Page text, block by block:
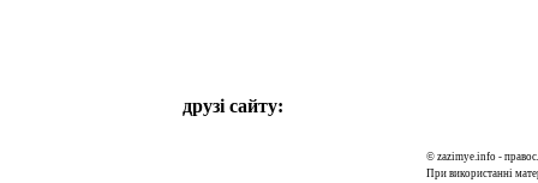
друзі сайту:
© zazimye.info -
При використанні